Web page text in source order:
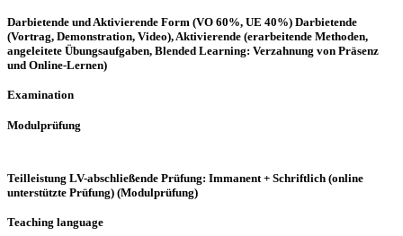
Darbietende und Aktivierende Form (VO 60%, UE 40%) Darbietende
(Vortrag, Demonstration, Video), Aktivierende (erarbeitende Methoden,
angeleitete Übungsaufgaben, Blended Learning: Verzahnung von Präsenz
und Online-Lernen)
Examination
Modulprüfung
Teilleistung LV-abschließende Prüfung: Immanent + Schriftlich (online
unterstützte Prüfung) (Modulprüfung)
Teaching language